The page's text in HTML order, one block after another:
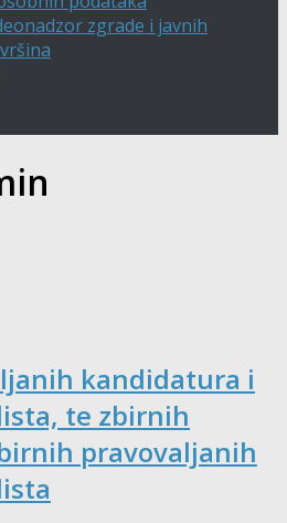
zgrade i javnih
kandidatura i
te zbirnih
pravovaljanih